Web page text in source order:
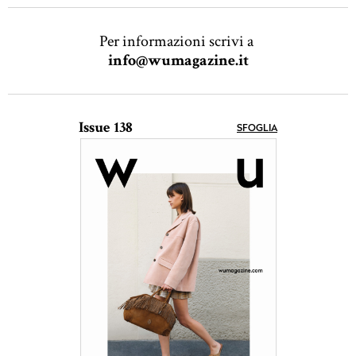
Per informazioni scrivi a
info@wumagazine.it
Issue 138 SFOGLIA